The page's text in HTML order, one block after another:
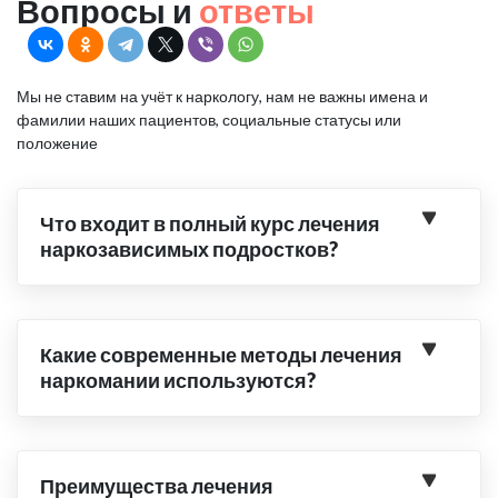
Вопросы и ответы
Мы не ставим на учёт к наркологу, нам не важны имена и
фамилии наших пациентов, социальные статусы или
положение
Что входит в полный курс лечения
наркозависимых подростков?
Какие современные методы лечения
наркомании используются?
Преимущества лечения